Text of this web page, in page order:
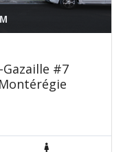
Gazaille #7